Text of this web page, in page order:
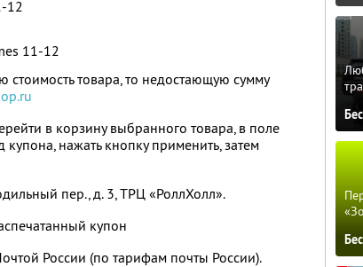
12
11-12
стоимость товара, то недостающую сумму
в корзину выбранного товара, в поле
нажать кнопку применить, затем
пер., д. 3, ТРЦ «РоллХолл».
купон
России (по тарифам почты России).